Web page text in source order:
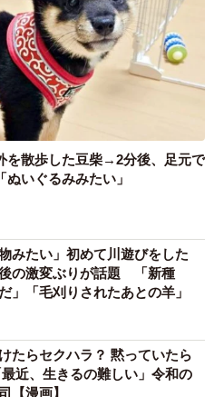
の動画にたくさんの反響が
じが会話に夢中でポン酢の
がつきませんでした
しかったです。人に好かれ
しいですし、好きなことを
ほしいと思っています。
語彙力すごい」「何回見ても
を散歩した豆柴→2分後、足元で
いぐるみみたい」
みたい」初めて川遊びをした
の激変ぶりが話題 「新種
」「毛刈りされたあとの羊」
たらセクハラ？ 黙っていたら
近、生きるの難しい」令和の
【漫画】